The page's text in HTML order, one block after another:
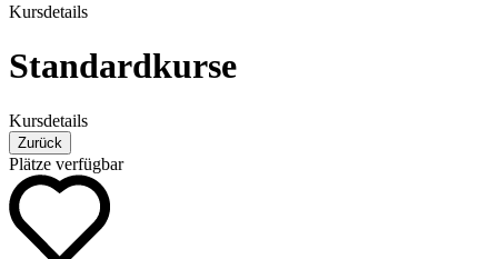
Kursdetails
Standardkurse
Kursdetails
Zurück
Plätze verfügbar